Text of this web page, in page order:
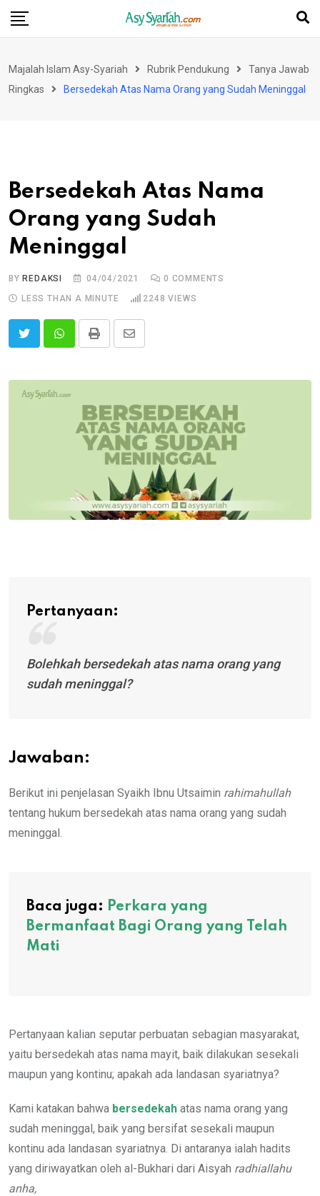
Skip
Majalah Islam Asy-Syariah Rubrik Pendukung
Tanya Jawab
Ringkas
Bersedekah Atas Nama Orang yang Sudah Meninggal
Bersedekah Atas Nama
Orang yang Sudah
Meninggal
BYREDAKSI 04/04/2021 0 COMMENTS
LESS THAN A MINUTE
2248 VIEWS
Print
Share
Email
Pertanyaan:
Bolehkah bersedekah atas nama orang yang
sudah meninggal?
Jawaban:
Berikut ini penjelasan Syaikh Ibnu Utsaimin rahimahullah
tentang hukum bersedekah atas nama orang yang sudah
meninggal.
Baca juga: Perkara yang
Bermanfaat Bagi Orang yang Telah
Mati
Pertanyaan kalian seputar perbuatan sebagian masyarakat,
yaitu bersedekah atas nama mayit, baik dilakukan sesekali
maupun yang kontinu; apakah ada landasan syariatnya?
Kami katakan bahwa bersedekah atas nama orang yang
sudah meninggal, baik yang bersifat sesekali maupun
kontinu ada landasan syariatnya. Di antaranya ialah hadits
yang diriwayatkan oleh al-Bukhari dari Aisyah radhiallahu
anha,